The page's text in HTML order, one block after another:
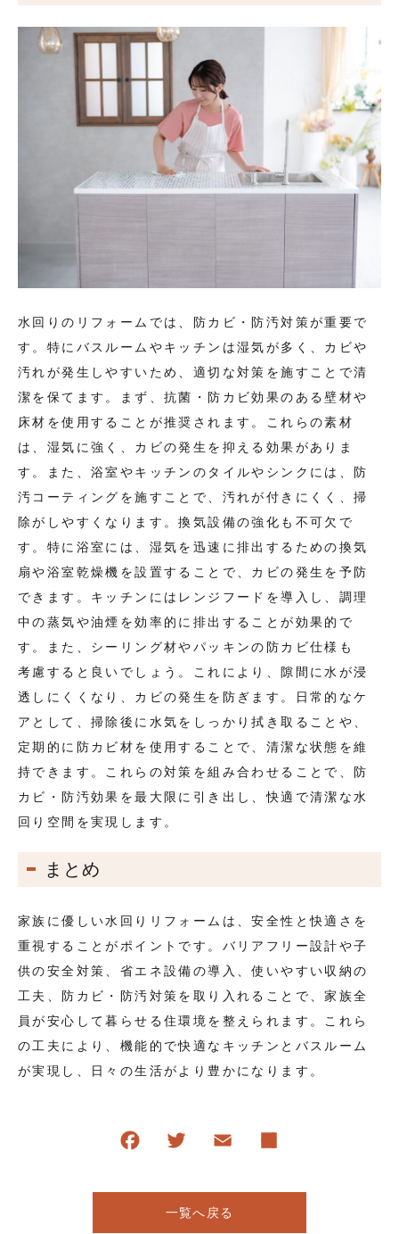
水回りのリフォームでは、防カビ・防汚対策が重要で
す。特にバスルームやキッチンは湿気が多く、カビや
汚れが発生しやすいため、適切な対策を施すことで清
潔を保てます。まず、抗菌・防カビ効果のある壁材や
床材を使用することが推奨されます。これらの素材
は、湿気に強く、カビの発生を抑える効果がありま
す。また、浴室やキッチンのタイルやシンクには、防
汚コーティングを施すことで、汚れが付きにくく、掃
除がしやすくなります。換気設備の強化も不可欠で
す。特に浴室には、湿気を迅速に排出するための換気
扇や浴室乾燥機を設置することで、カビの発生を予防
できます。キッチンにはレンジフードを導入し、調理
中の蒸気や油煙を効率的に排出することが効果的で
す。また、シーリング材やパッキンの防カビ仕様も
考慮すると良いでしょう。これにより、隙間に水が浸
透しにくくなり、カビの発生を防ぎます。日常的なケ
アとして、掃除後に水気をしっかり拭き取ることや、
定期的に防カビ材を使用することで、清潔な状態を維
持できます。これらの対策を組み合わせることで、防
カビ・防汚効果を最大限に引き出し、快適で清潔な水
回り空間を実現します。
まとめ
家族に優しい水回りリフォームは、安全性と快適さを
重視することがポイントです。バリアフリー設計や子
供の安全対策、省エネ設備の導入、使いやすい収納の
工夫、防カビ・防汚対策を取り入れることで、家族全
員が安心して暮らせる住環境を整えられます。これら
の工夫により、機能的で快適なキッチンとバスルーム
が実現し、日々の生活がより豊かになります。
一覧へ戻る